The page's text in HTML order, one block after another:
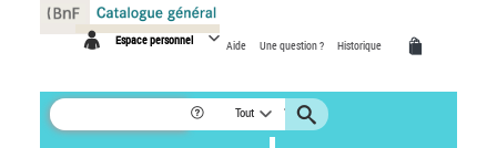
Espace personnel Aide Une question ? Historique
Tout
Panneau de gestion des cookies